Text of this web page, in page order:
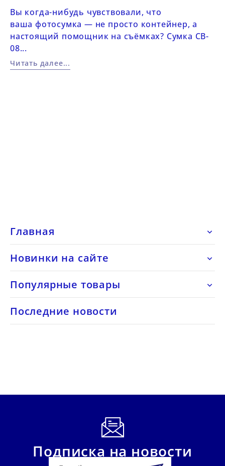
Вы когда-нибудь чувствовали, что
ваша фотосумка — не просто контейнер, а
настоящий помощник на съёмках? Сумка CB-
08...
Читать далее...
Главная 
Новинки на сайте 
Популярные товары 
Последние новости
Подписка на новости